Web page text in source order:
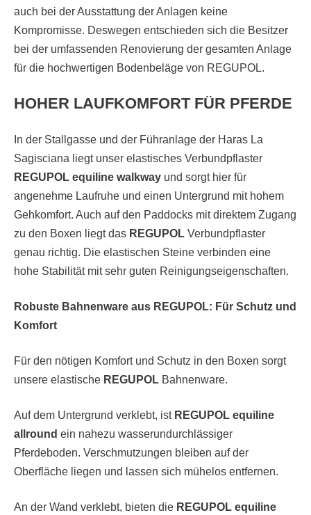
auch bei der Ausstattung der Anlagen keine
Kompromisse. Deswegen entschieden sich die Besitzer
bei der umfassenden Renovierung der gesamten Anlage
für die hochwertigen Bodenbeläge von REGUPOL.
HOHER LAUFKOMFORT FÜR PFERDE
In der Stallgasse und der Führanlage der Haras La
Sagisciana liegt unser elastisches Verbundpflaster
REGUPOL equiline walkway und sorgt hier für
angenehme Laufruhe und einen Untergrund mit hohem
Gehkomfort. Auch auf den Paddocks mit direktem Zugang
zu den Boxen liegt das REGUPOL Verbundpflaster
genau richtig. Die elastischen Steine verbinden eine
hohe Stabilität mit sehr guten Reinigungseigenschaften.
Robuste Bahnenware aus REGUPOL: Für Schutz und
Komfort
Für den nötigen Komfort und Schutz in den Boxen sorgt
unsere elastische REGUPOL Bahnenware.
Auf dem Untergrund verklebt, ist REGUPOL equiline
allround ein nahezu wasserundurchlässiger
Pferdeboden. Verschmutzungen bleiben auf der
Oberfläche liegen und lassen sich mühelos entfernen.
An der Wand verklebt, bieten die REGUPOL equiline